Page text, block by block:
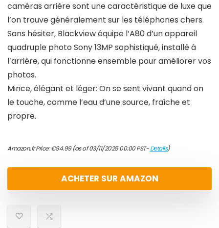
caméras arrière sont une caractéristique de luxe que
l’on trouve généralement sur les téléphones chers.
Sans hésiter, Blackview équipe l’A80 d’un appareil
quadruple photo Sony 13MP sophistiqué, installé à
l’arrière, qui fonctionne ensemble pour améliorer vos
photos.
Mince, élégant et léger: On se sent vivant quand on
le touche, comme l’eau d’une source, fraîche et
propre.
Amazon.fr Price:€94.99(as of 03/11/2025 00:00 PST-Details)
ACHETER SUR AMAZON